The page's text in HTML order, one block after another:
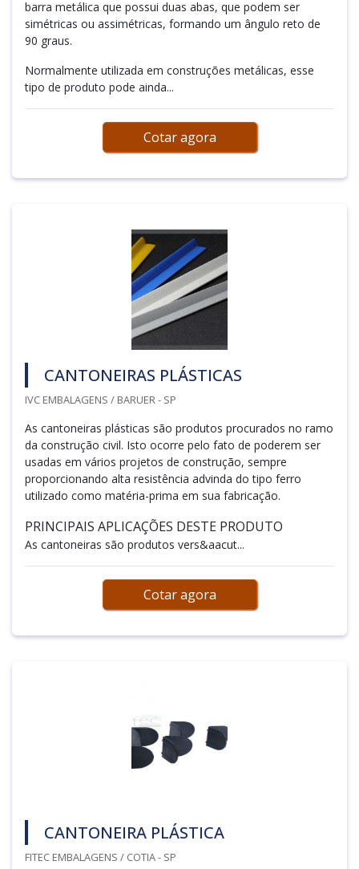
barra metálica que possui duas abas, que podem ser
simétricas ou assimétricas, formando um ângulo reto de
90 graus.
Normalmente utilizada em construções metálicas, esse
tipo de produto pode ainda...
Cotar agora
CANTONEIRAS PLÁSTICAS
IVC EMBALAGENS / BARUER - SP
As cantoneiras plásticas são produtos procurados no ramo
da construção civil. Isto ocorre pelo fato de poderem ser
usadas em vários projetos de construção, sempre
proporcionando alta resistência advinda do tipo ferro
utilizado como matéria-prima em sua fabricação.
PRINCIPAIS APLICAÇÕES DESTE PRODUTO
As cantoneiras são produtos vers&aacut...
Cotar agora
CANTONEIRA PLÁSTICA
FITEC EMBALAGENS / COTIA - SP